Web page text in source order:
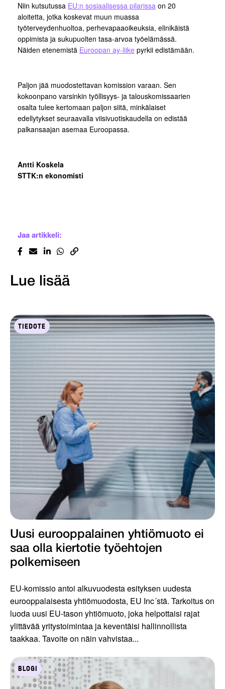
Niin kutsutussa EU:n sosiaalisessa pilarissa on 20
aloitetta, jotka koskevat muun muassa
työterveydenhuoltoa, perhevapaaoikeuksia, elinikäistä
oppimista ja sukupuolten tasa-arvoa työelämässä.
Näiden etenemistä Euroopan ay-liike pyrkii edistämään.
Paljon jää muodostettavan komission varaan. Sen
kokoonpano varsinkin työllisyys- ja talouskomissaarien
osalta tulee kertomaan paljon siitä, minkälaiset
edellytykset seuraavalla viisivuotiskaudella on edistää
palkansaajan asemaa Euroopassa.
Antti Koskela
STTK:n ekonomisti
Jaa artikkeli:
Lue lisää
TIEDOTE
Uusi eurooppalainen yhtiömuoto ei
saa olla kiertotie työ­ehtojen
polkemiseen
EU-komissio antoi alkuvuodesta esityksen uudesta
eurooppalaisesta yhtiömuodosta, EU Inc´stä. Tarkoitus on
luoda uusi EU-tason yhtiömuoto, joka helpottaisi rajat
ylittävää yritystoimintaa ja keventäisi hallinnollista
taakkaa. Tavoite on näin vahvistaa...
BLOGI